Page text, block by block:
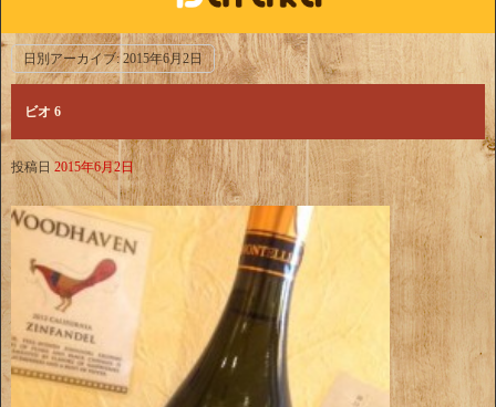
日別アーカイブ: 2015年6月2日
ビオ 6
投稿日 2015年6月2日